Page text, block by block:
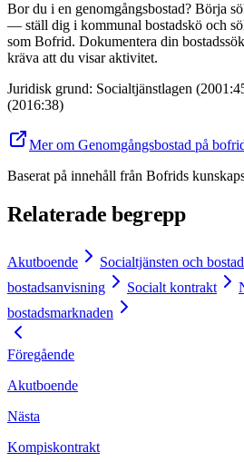
Bor du i en genomgångsbostad? Börja
— ställ dig i kommunal bostadskö och
som Bofrid. Dokumentera din
kräva att du visar aktivitet.
Juridisk grund: Socialtjänstlagen
(2016:38)
Mer om Genomgångsbostad på
Baserat på innehåll från Bofrids
Relaterade begrepp
Akutboende Socialtjänsten och bostad
bostadsanvisning
Socialt kontrakt
bostadsmarknaden
Föregående
Akutboende
Nästa
Kompiskontrakt